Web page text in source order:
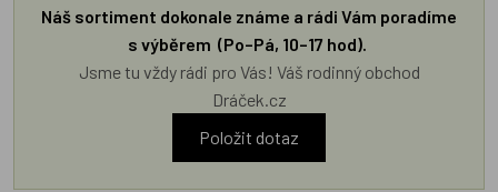
Náš sortiment dokonale známe a rádi Vám poradíme
s výběrem (Po–Pá, 10–17 hod).
Jsme tu vždy rádi pro Vás! Váš rodinný obchod
Dráček.cz
Položit dotaz